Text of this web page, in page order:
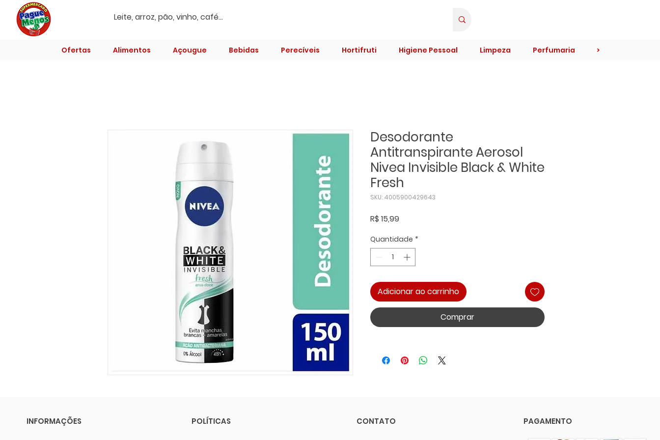
Ofertas Alimentos Açougue Bebidas Perecíveis Hortifruti Higiene Pessoal Limpeza Perfumaria >
Desodorante
Antitranspirante Aerosol
Nivea Invisible Black & White
Fresh
SKU: 4005900429643
R$ 15,99Preço
Quantidade *
Adicionar ao carrinho
Comprar
INFORMAÇÕES POLÍTICAS CONTATO PAGAMENTO